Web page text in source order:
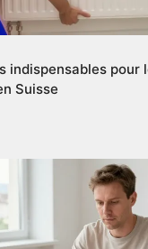
indispensables pour
Suisse